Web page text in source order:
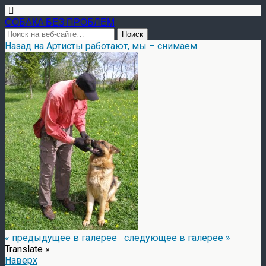
СОБАКА БЕЗ ПРОБЛЕМ
Назад на Артисты работают, мы – снимаем
« предыдущее в галерее
следующее в галерее »
Translate »
Наверх